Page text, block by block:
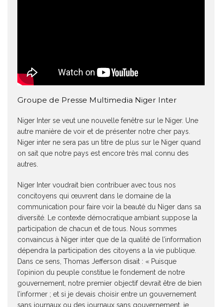
Groupe de Presse Multimedia Niger Inter
Niger Inter se veut une nouvelle fenêtre sur le Niger. Une
autre manière de voir et de présenter notre cher pays.
Niger inter ne sera pas un titre de plus sur le Niger quand
on sait que notre pays est encore très mal connu des
autres.
Niger Inter voudrait bien contribuer avec tous nos
concitoyens qui œuvrent dans le domaine de la
communication pour faire voir la beauté du Niger dans sa
diversité. Le contexte démocratique ambiant suppose la
participation de chacun et de tous. Nous sommes
convaincus à Niger inter que de la qualité de l’information
dépendra la participation des citoyens a la vie publique.
Dans ce sens, Thomas Jefferson disait : « Puisque
l’opinion du peuple constitue le fondement de notre
gouvernement, notre premier objectif devrait être de bien
l’informer ; et si je devais choisir entre un gouvernement
sans journaux ou des journaux sans gouvernement, je